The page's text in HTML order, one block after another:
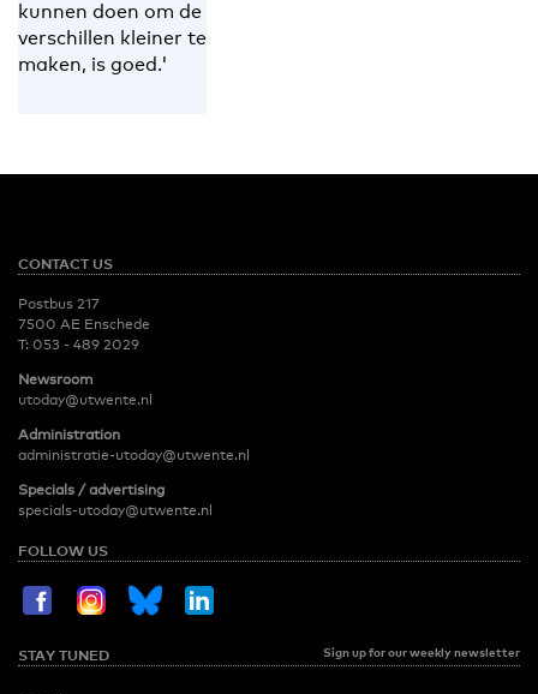
kunnen doen om de
verschillen kleiner te
maken, is goed.'
CONTACT US
Postbus 217
7500 AE Enschede
T: 053 - 489 2029
Newsroom
utoday@utwente.nl
Administration
administratie-utoday@utwente.nl
Specials / advertising
specials-utoday@utwente.nl
FOLLOW US
STAY TUNED Sign up for our weekly newsletter